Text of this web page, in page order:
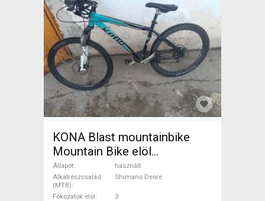
KONA Blast mountainbike
Mountain Bike elöl
teleszkópos Shimano Deore
használt ELADÓ
Állapot
használt
Alkatrészcsalád
(MTB)
Shimano Deore
Fokozatok elöl
3